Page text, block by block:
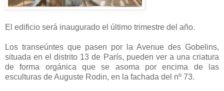
El edificio será inaugurado el último trimestre del año.
Los transeúntes que pasen por la Avenue des Gobelins,
situada en el distrito 13 de París, pueden ver a una criatura
de forma orgánica que se asoma por encima de las
esculturas de Auguste Rodin, en la fachada del nº 73.